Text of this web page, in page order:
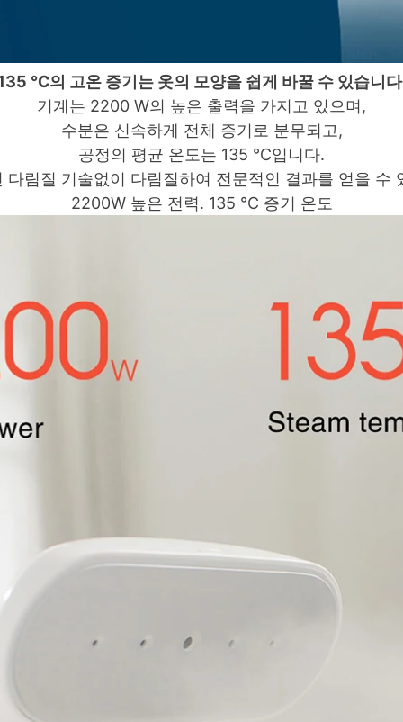
℃의 고온 증기는 옷의 모양을 쉽게 바꿀 수 있습니
기계는 2200 W의 높은 출력을 가지고 있으며,
수분은 신속하게 전체 증기로 분무되고,
공정의 평균 온도는 135 ℃입니다.
다림질 기술없이 다림질하여 전문적인 결과를 얻을 수
2200W 높은 전력. 135 ℃ 증기 온도